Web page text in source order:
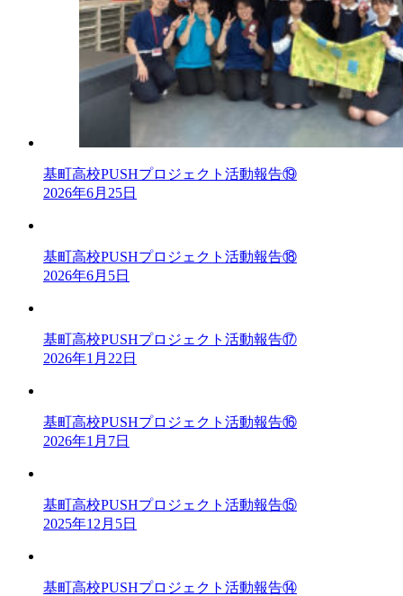
基町高校PUSHプロジェクト活動報告⑲
2026年6月25日
基町高校PUSHプロジェクト活動報告⑱
2026年6月5日
基町高校PUSHプロジェクト活動報告⑰
2026年1月22日
基町高校PUSHプロジェクト活動報告⑯
2026年1月7日
基町高校PUSHプロジェクト活動報告⑮
2025年12月5日
基町高校PUSHプロジェクト活動報告⑭